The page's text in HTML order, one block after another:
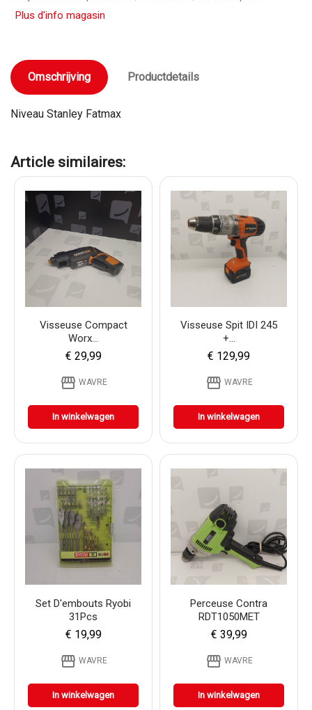
Plus d'info magasin
Omschrijving Productdetails
Niveau Stanley Fatmax
Article similaires:
Visseuse Compact
Worx...
€ 29,99
storefront WAVRE
In winkelwagen
Visseuse Spit IDI 245
+...
€ 129,99
storefront WAVRE
In winkelwagen
Set D'embouts Ryobi
31Pcs
€ 19,99
storefront WAVRE
In winkelwagen
Perceuse Contra
RDT1050MET
€ 39,99
storefront WAVRE
In winkelwagen